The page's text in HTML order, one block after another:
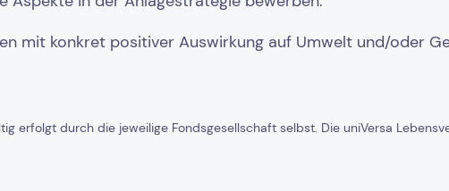
mit konkret positiver Auswirkung auf Umwelt und/oder
erfolgt durch die jeweilige Fondsgesellschaft selbst. Die uniVersa